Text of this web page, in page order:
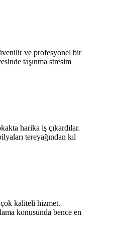
ve profesyonel bir
taşınma stresim
harika iş çıkardılar.
tereyağından kıl
kaliteli hizmet.
konusunda bence en